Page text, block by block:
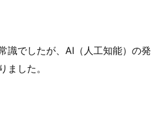
識でしたが、AI（人工知能）の発
した。